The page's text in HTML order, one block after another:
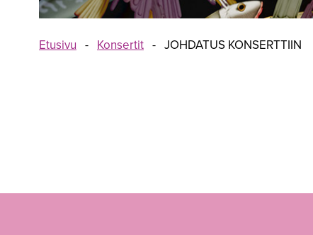
Etusivu - Konsertit - JOHDATUS KONSERTTIIN